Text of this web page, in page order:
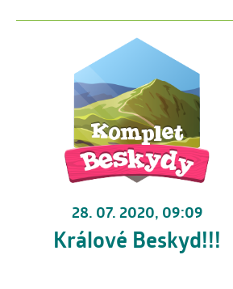
28. 07. 2020, 09:09
Králové Beskyd!!!